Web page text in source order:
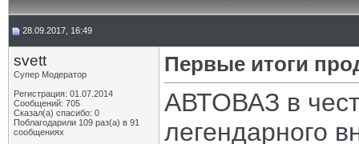
28.09.2017, 16:49
svett
Супер Модератор
Регистрация: 01.07.2014
Сообщений: 705
Сказал(а) спасибо: 0
Поблагодарили 109 раз(а) в 91
сообщениях
Первые итоги
АВТОВАЗ в
легендарного